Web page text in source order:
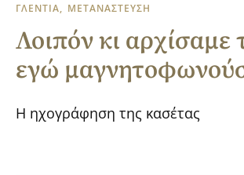
ΓΛΕΝΤΙΑ ΜΕΤΑΝΑΣΤΕΥΣΗ
Λοιπόν κι αρχίσαμε
εγώ
Η ηχογράφηση της κασέτας